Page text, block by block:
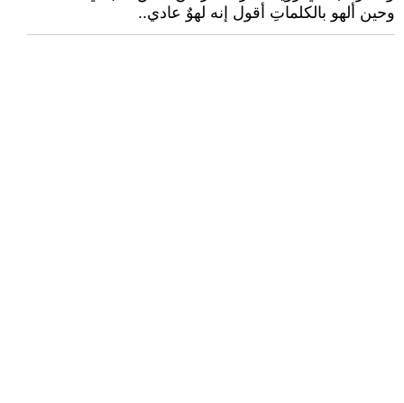
وحين ألهو بالكلماتِ أقول إنه لهوٌ عادي..